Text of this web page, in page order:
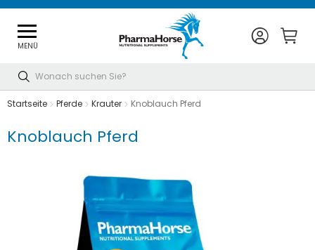
MENÜ
Suche
Startseite Pferde Krauter Knoblauch Pferd
Knoblauch Pferd